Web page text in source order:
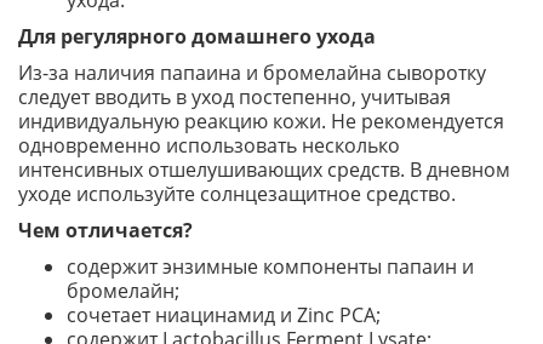
Для регулярного домашнего ухода
Из-за наличия папаина и бромелайна сыворотку
следует вводить в уход постепенно, учитывая
индивидуальную реакцию кожи. Не рекомендуется
одновременно использовать несколько
интенсивных отшелушивающих средств. В дневном
уходе используйте солнцезащитное средство.
Чем отличается?
содержит энзимные компоненты папаин и
бромелайн;
сочетает ниацинамид и Zinc PCA;